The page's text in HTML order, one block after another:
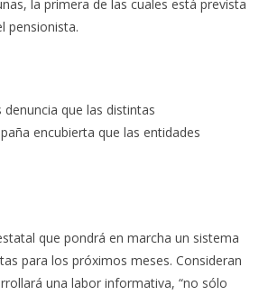
la primera de las cuales está prevista
pensionista.
que las distintas
encubierta que las entidades
que pondrá en marcha un sistema
para los próximos meses. Consideran
una labor informativa, “no sólo